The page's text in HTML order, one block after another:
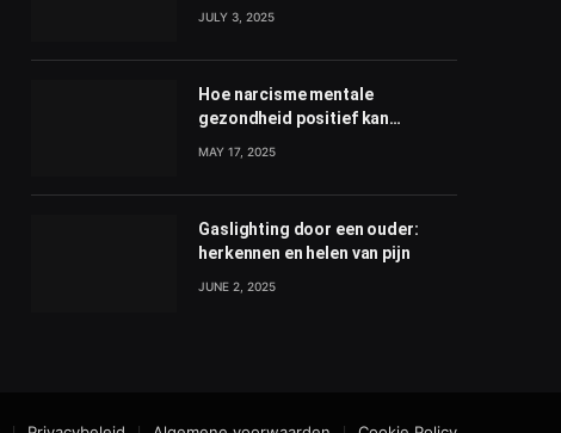
JULY 3, 2025
Hoe narcisme mentale
gezondheid positief kan
MAY 17, 2025
Gaslighting door een ouder:
herkennen en helen van pijn
JUNE 2, 2025